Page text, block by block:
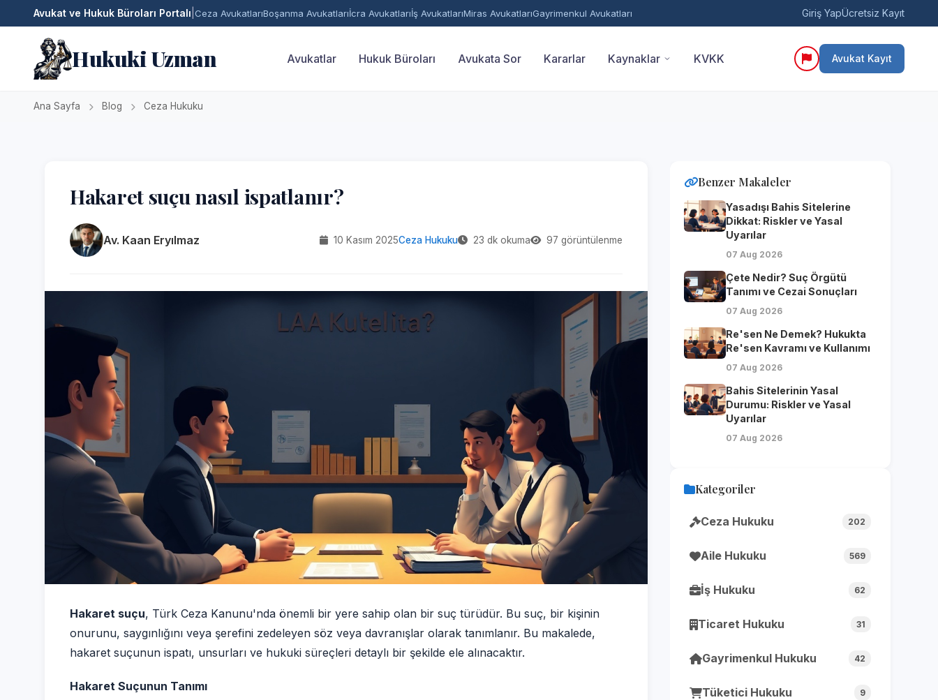
Avukat ve Hukuk Büroları Portalı Ceza AvukatlarıBoşanma Avukatlarıİcra Avukatlarıİş AvukatlarıMiras AvukatlarıGayrimenkul Avukatları Giriş YapÜcretsiz Kayıt
Hukuki Uzman Avukatlar Hukuk Büroları Avukata Sor Kararlar Kaynaklar KVKK Avukat Kayıt
Ana Sayfa Blog Ceza Hukuku
Hakaret suçu nasıl ispatlanır?
Av. Kaan Eryılmaz 10 Kasım 2025Ceza Hukuku 23 dk okuma 97 görüntülenme
Hakaret suçu, Türk Ceza Kanunu'nda önemli bir yere sahip olan bir suç türüdür. Bu suç, bir kişinin
onurunu, saygınlığını veya şerefini zedeleyen söz veya davranışlar olarak tanımlanır. Bu makalede,
hakaret suçunun ispatı, unsurları ve hukuki süreçleri detaylı bir şekilde ele alınacaktır.
Hakaret Suçunun Tanımı
Benzer Makaleler
Yasadışı Bahis Sitelerine
Dikkat: Riskler ve Yasal
Uyarılar
07 Aug 2026
Çete Nedir? Suç Örgütü
Tanımı ve Cezai Sonuçları
07 Aug 2026
Re'sen Ne Demek? Hukukta
Re'sen Kavramı ve Kullanımı
07 Aug 2026
Bahis Sitelerinin Yasal
Durumu: Riskler ve Yasal
Uyarılar
07 Aug 2026
Kategoriler
Ceza Hukuku 202
Aile Hukuku 569
İş Hukuku 62
Ticaret Hukuku 31
Gayrimenkul Hukuku 42
Tüketici Hukuku 9